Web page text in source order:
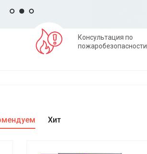
Консультация по
пожаробезопасности
Хит